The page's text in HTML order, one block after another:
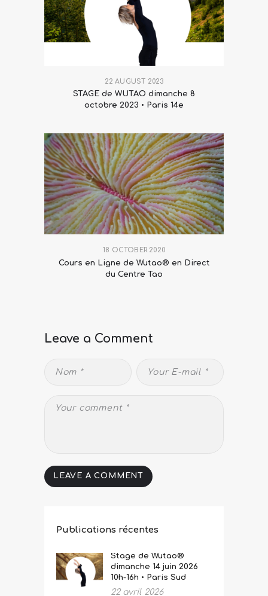
22 AUGUST 2023
STAGE de WUTAO dimanche 8
octobre 2023 • Paris 14e
18 OCTOBER 2020
Cours en Ligne de Wutao® en Direct
du Centre Tao
Leave a Comment
Publications récentes
Stage de Wutao®
dimanche 14 juin 2026
10h-16h • Paris Sud
22 avril 2026